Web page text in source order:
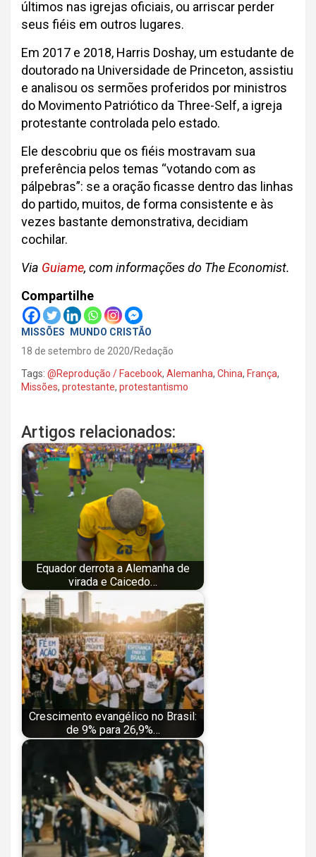
últimos nas igrejas oficiais, ou arriscar perder
seus fiéis em outros lugares.
Em 2017 e 2018, Harris Doshay, um estudante de
doutorado na Universidade de Princeton, assistiu
e analisou os sermões proferidos por ministros
do Movimento Patriótico da Three-Self, a igreja
protestante controlada pelo estado.
Ele descobriu que os fiéis mostravam sua
preferência pelos temas “votando com as
pálpebras”: se a oração ficasse dentro das linhas
do partido, muitos, de forma consistente e às
vezes bastante demonstrativa, decidiam
cochilar.
Via Guiame, com informações do The Economist.
Compartilhe
MISSÕES
MUNDO CRISTÃO
18 de setembro de 2020 Redação
Tags: @Reprodução / Facebook, Alemanha, China, França,
Missões, protestante, protestantismo
Artigos relacionados:
Equador derrota a Alemanha de
virada e Caicedo…
Crescimento evangélico no Brasil:
de 9% para 26,9%…